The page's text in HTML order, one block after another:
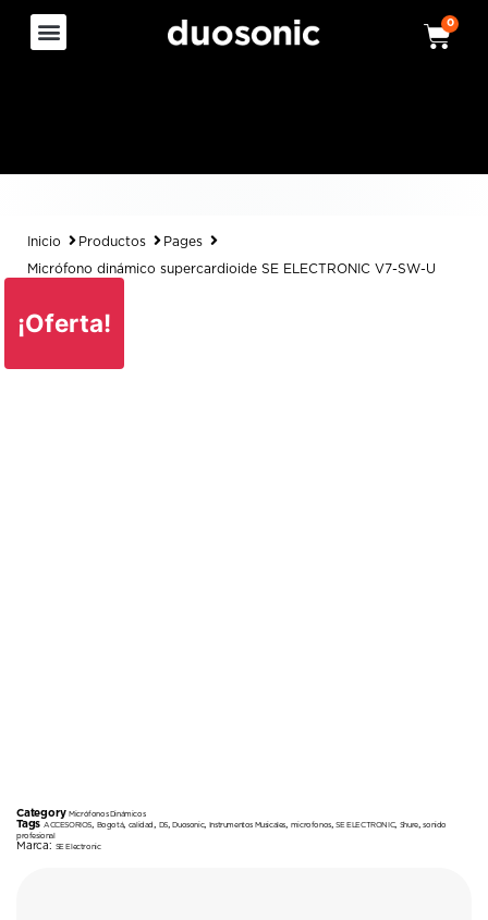
0
Inicio Productos Pages
Micrófono dinámico supercardioide SE ELECTRONIC V7-SW-U
¡Oferta!
Category Micrófonos Dinámicos
Tags ACCESORIOS Bogotá, calidad DS,Duosonic, Instrumentos Musicales microfonos,SE ELECTRONIC, Shure,sonido
profesional
Marca: SE Electronic